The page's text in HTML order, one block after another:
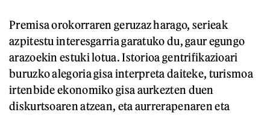
Premisa orokorraren geruzaz harago, serieak
azpitestu interesgarria garatuko du, gaur egungo
arazoekin estuki lotua. Istorioa gentrifikazioari
buruzko alegoria gisa interpreta daiteke, turismoa
irtenbide ekonomiko gisa aurkezten duen
diskurtsoaren atzean, eta aurrerapenaren eta